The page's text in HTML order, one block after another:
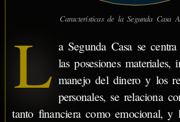
Características de la Segunda Casa
L a Segunda Casa se
las posesiones materiales,
manejo del dinero y los
personales, se relaciona
tanto financiera como emocional, y